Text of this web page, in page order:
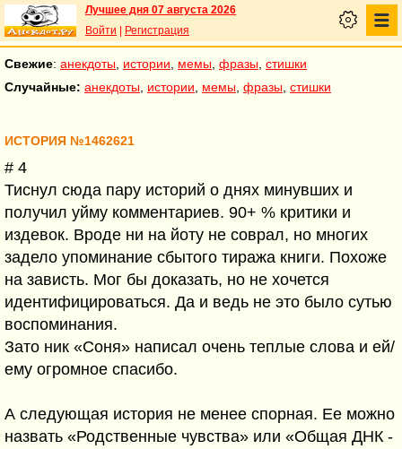
Лучшее дня 07 августа 2026
Войти
Регистрация
Свежие: анекдоты истории мемы фразы стишки
Случайные: анекдоты истории мемы фразы стишки
ИСТОРИЯ №1462621
# 4
Тиснул сюда пару историй о днях минувших и
получил уйму комментариев. 90+ % критики и
издевок. Вроде ни на йоту не соврал, но многих
задело упоминание сбытого тиража книги. Похоже
на зависть. Мог бы доказать, но не хочется
идентифицироваться. Да и ведь не это было сутью
воспоминания.
Зато ник «Соня» написал очень теплые слова и ей/
ему огромное спасибо.
А следующая история не менее спорная. Ее можно
назвать «Родственные чувства» или «Общая ДНК -